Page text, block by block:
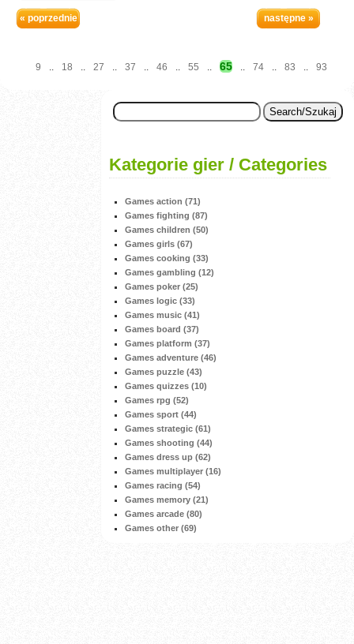
« poprzednie następne »
9 .. 18 .. 27 .. 37 .. 46 .. 55 .. 65 .. 74 .. 83 .. 93
Kategorie gier / Categories
Games action (71)
Games fighting (87)
Games children (50)
Games girls (67)
Games cooking (33)
Games gambling (12)
Games poker (25)
Games logic (33)
Games music (41)
Games board (37)
Games platform (37)
Games adventure (46)
Games puzzle (43)
Games quizzes (10)
Games rpg (52)
Games sport (44)
Games strategic (61)
Games shooting (44)
Games dress up (62)
Games multiplayer (16)
Games racing (54)
Games memory (21)
Games arcade (80)
Games other (69)